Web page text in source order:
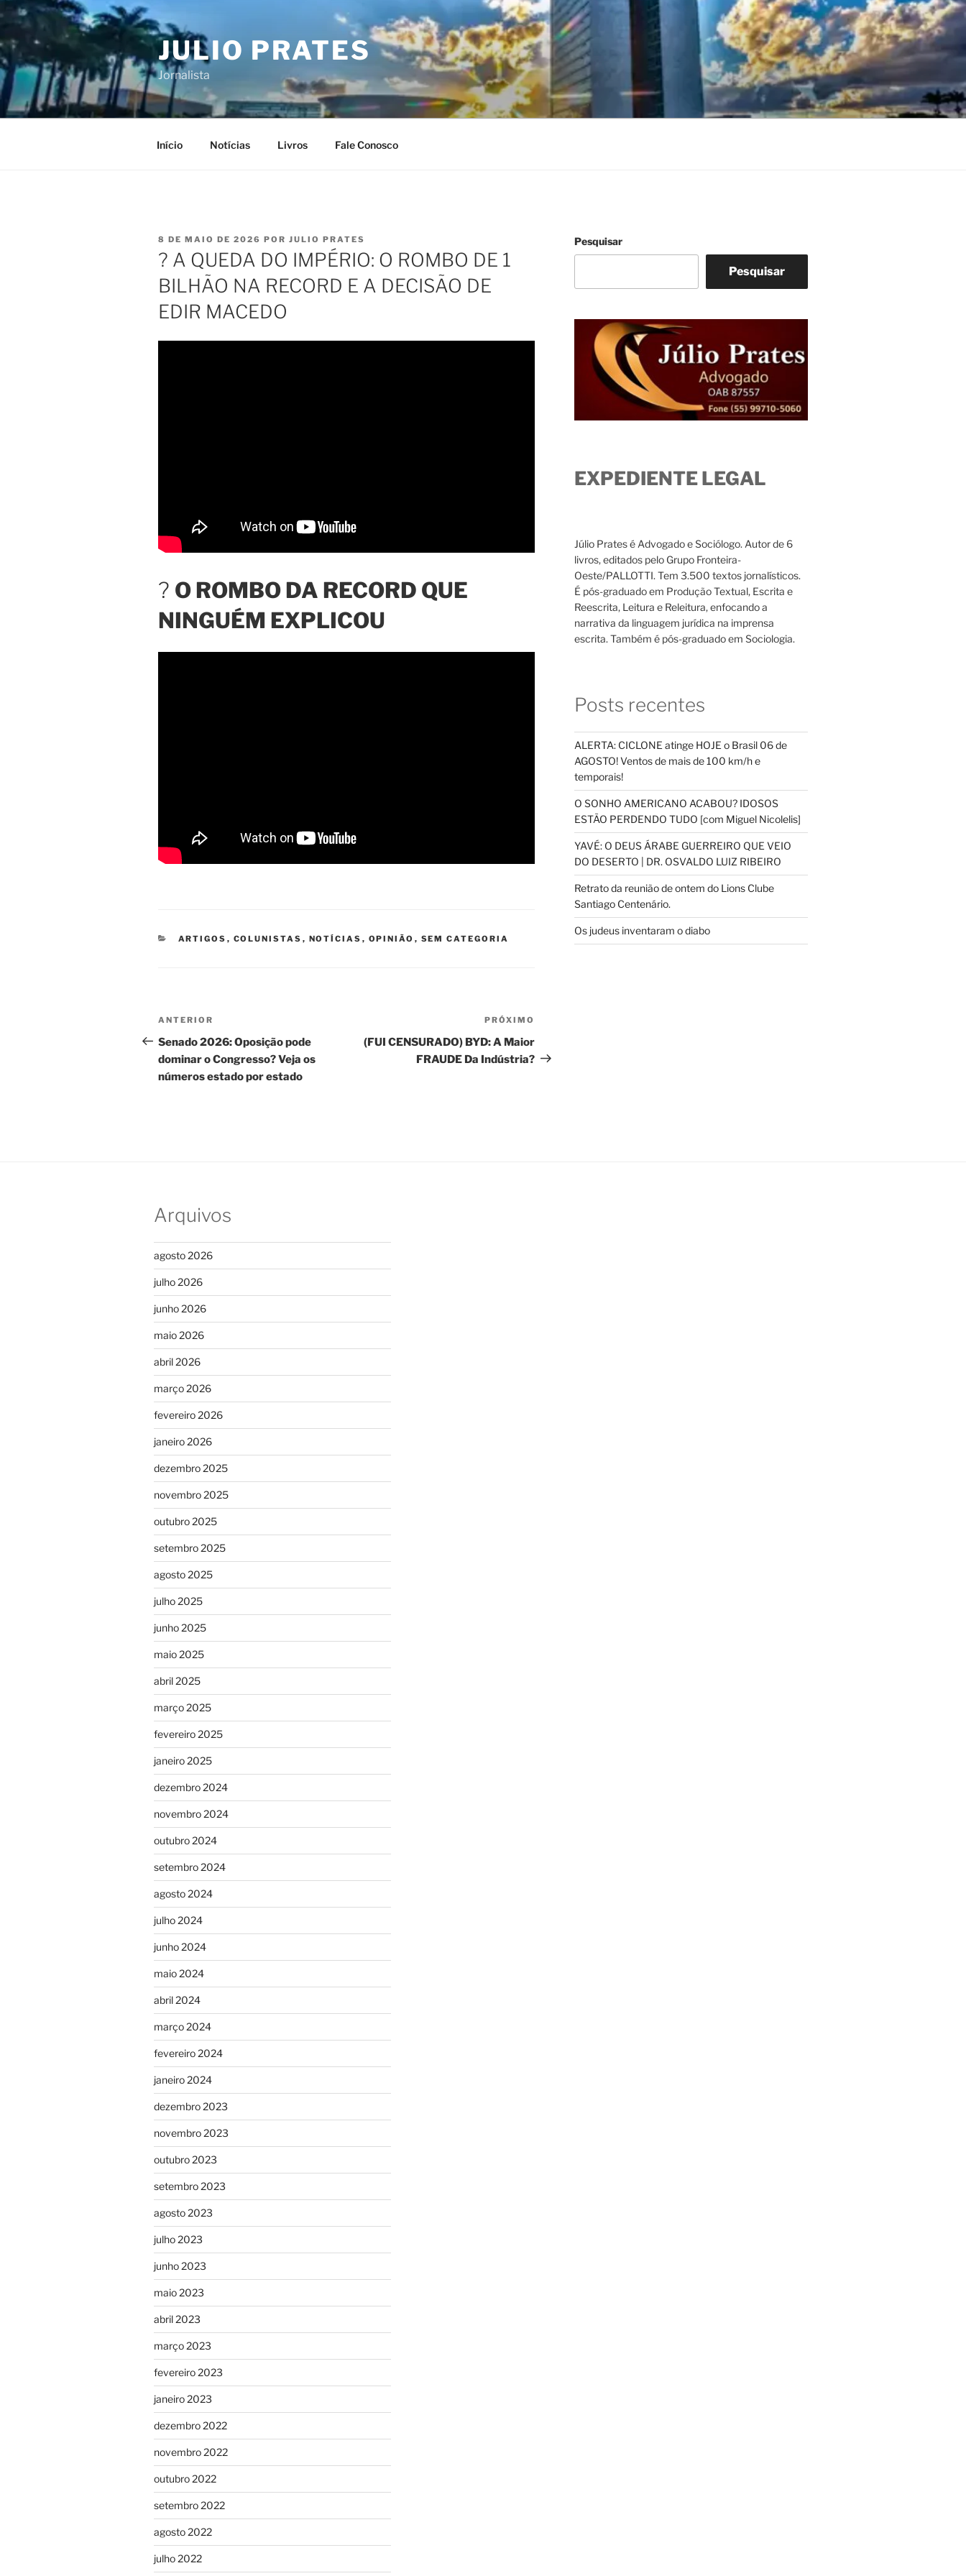
Pular
para
o
conteúdo
JULIO PRATES
Jornalista
Início Notícias Livros Fale Conosco
PUBLICADO
EM
8 DE MAIO DE 2026 POR JULIO PRATES
? A QUEDA DO IMPÉRIO: O ROMBO DE 1
BILHÃO NA RECORD E A DECISÃO DE
EDIR MACEDO
? O ROMBO DA RECORD QUE
NINGUÉM EXPLICOU
CATEGORIAS
ARTIGOS , COLUNISTAS , NOTÍCIAS , OPINIÃO , SEM CATEGORIA
Navegação
de
Post
Post
anterior
ANTERIOR
Senado 2026: Oposição pode
dominar o Congresso? Veja os
números estado por estado
post
PRÓXIMO
(FUI CENSURADO) BYD: A Maior
FRAUDE Da Indústria?
Pesquisar
Pesquisar
EXPEDIENTE LEGAL
Júlio Prates é Advogado e Sociólogo. Autor de 6
livros, editados pelo Grupo Fronteira-
Oeste/PALLOTTI. Tem 3.500 textos jornalísticos.
É pós-graduado em Produção Textual, Escrita e
Reescrita, Leitura e Releitura, enfocando a
narrativa da linguagem jurídica na imprensa
escrita. Também é pós-graduado em Sociologia.
Posts recentes
ALERTA: CICLONE atinge HOJE o Brasil 06 de
AGOSTO! Ventos de mais de 100 km/h e
temporais!
O SONHO AMERICANO ACABOU? IDOSOS
ESTÃO PERDENDO TUDO [com Miguel Nicolelis]
YAVÉ: O DEUS ÁRABE GUERREIRO QUE VEIO
DO DESERTO | DR. OSVALDO LUIZ RIBEIRO
Retrato da reunião de ontem do Lions Clube
Santiago Centenário.
Os judeus inventaram o diabo
Arquivos
agosto 2026
julho 2026
junho 2026
maio 2026
abril 2026
março 2026
fevereiro 2026
janeiro 2026
dezembro 2025
novembro 2025
outubro 2025
setembro 2025
agosto 2025
julho 2025
junho 2025
maio 2025
abril 2025
março 2025
fevereiro 2025
janeiro 2025
dezembro 2024
novembro 2024
outubro 2024
setembro 2024
agosto 2024
julho 2024
junho 2024
maio 2024
abril 2024
março 2024
fevereiro 2024
janeiro 2024
dezembro 2023
novembro 2023
outubro 2023
setembro 2023
agosto 2023
julho 2023
junho 2023
maio 2023
abril 2023
março 2023
fevereiro 2023
janeiro 2023
dezembro 2022
novembro 2022
outubro 2022
setembro 2022
agosto 2022
julho 2022